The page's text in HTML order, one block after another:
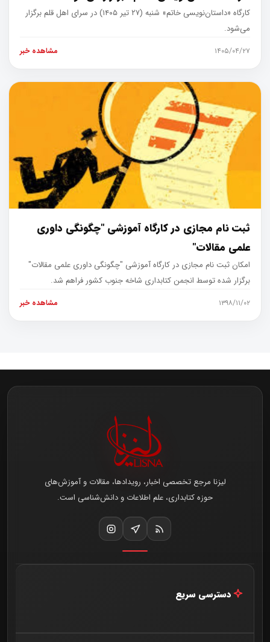
کارگاه «داستان‌نویسی خاتم» شنبه (۲۷ تیر ۱۴۰۵) در سرای اهل قلم برگزار
می‌شود.
۱۴۰۵/۰۴/۲۷ مشاهده خبر
ثبت نام مجازی در کارگاه آموزشی "چگونگی داوری
علمی مقالات"
امکان ثبت نام مجازی در کارگاه آموزشی "چگونگی داوری علمی مقالات"
برگزار شده توسط انجمن کتابداری شاخه جنوب کشور فراهم شد.
۱۳۹۸/۱۱/۰۲ مشاهده خبر
لیزنا مرجع تخصصی اخبار، رویدادها، مقالات و آموزش‌های
حوزه کتابداری، علم اطلاعات و دانش‌شناسی است.
دسترسی سریع
خانه